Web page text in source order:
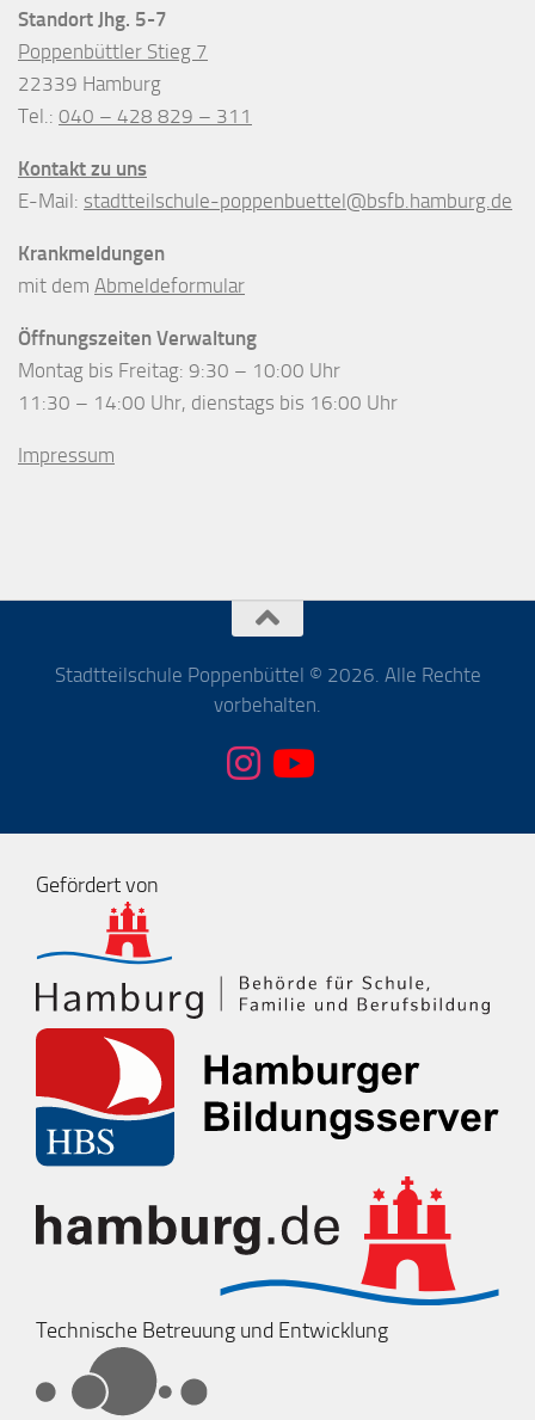
Standort Jhg. 5-7
Poppenbüttler Stieg 7
22339 Hamburg
Tel.: 040 – 428 829 – 311
Kontakt zu uns
E-Mail: stadtteilschule-poppenbuettel@bsfb.hamburg.de
Krankmeldungen
mit dem Abmeldeformular
Öffnungszeiten Verwaltung
Montag bis Freitag: 9:30 – 10:00 Uhr
11:30 – 14:00 Uhr, dienstags bis 16:00 Uhr
Impressum
Stadtteilschule Poppenbüttel © 2026. Alle Rechte
vorbehalten.
Gefördert von
Technische Betreuung und Entwicklung